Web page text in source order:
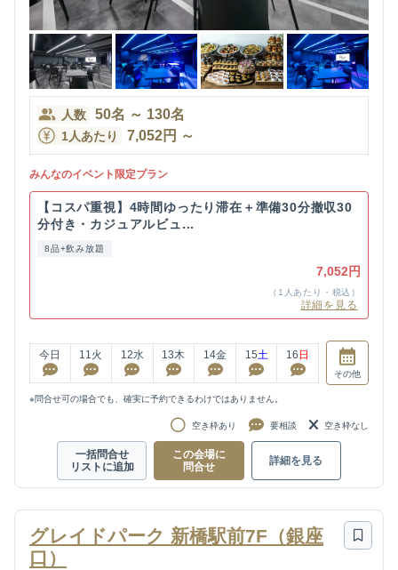
人数 50名 ～ 130名
1人あたり 7,052円 ～
みんなのイベント限定プラン
【コスパ重視】4時間ゆったり滞在＋準備30分撤収30
分付き・カジュアルビュ...
8品+飲み放題
7,052円
（1人あたり・税込）
詳細を見る
今日 11 火 12水 13木 14金 15土 16 日
その他
※問合せ可の場合でも、確実に予約できるわけではありません。
空き枠あり 要相談 空き枠なし
一括問合せ
リストに追加
この会場に
問合せ
詳細を見る
グレイドパーク 新橋駅前7F（銀座
口）